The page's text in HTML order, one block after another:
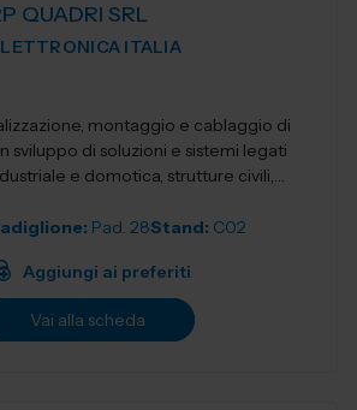
QUADRI SRL
ITALIA
montaggio e cablaggio di
sviluppo di soluzioni e sistemi legati
e domotica, strutture civili,
Pad. 28Stand: C02
Aggiungi ai preferiti
Vai alla scheda